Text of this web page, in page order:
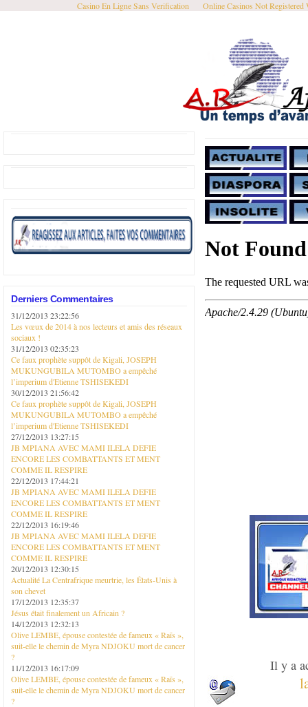
Casino En Ligne Sans Verification Online Casinos Not Registered
Derniers Commentaires
31/12/2013 23:22:56
Les vœux de 2014 à nos lecteurs et amis des réseaux
sociaux !
31/12/2013 02:35:23
Ce faux prophète suppôt de Kigali, JOSEPH
MUKUNGUBILA MUTOMBO a empêché
l’imperium d'Etienne TSHISEKEDI
30/12/2013 21:56:42
Ce faux prophète suppôt de Kigali, JOSEPH
MUKUNGUBILA MUTOMBO a empêché
l’imperium d'Etienne TSHISEKEDI
27/12/2013 13:27:15
JB MPIANA AVEC MAMI ILELA DEFIE
ENCORE LES COMBATTANTS ET MENT
COMME IL RESPIRE
22/12/2013 17:44:21
JB MPIANA AVEC MAMI ILELA DEFIE
ENCORE LES COMBATTANTS ET MENT
COMME IL RESPIRE
22/12/2013 16:19:46
JB MPIANA AVEC MAMI ILELA DEFIE
ENCORE LES COMBATTANTS ET MENT
COMME IL RESPIRE
20/12/2013 12:30:15
Actualité La Centrafrique meurtrie, les États-Unis à
son chevet
17/12/2013 12:35:37
Jésus était finalement un Africain ?
14/12/2013 12:32:13
Olive LEMBE, épouse contestée de fameux « Raïs »,
suit-elle le chemin de Myra NDJOKU mort de cancer
?
11/12/2013 16:17:09
Olive LEMBE, épouse contestée de fameux « Raïs »,
suit-elle le chemin de Myra NDJOKU mort de cancer
?
Il y a